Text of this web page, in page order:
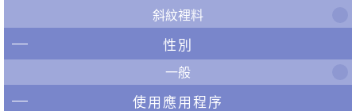
斜紋裡料
性別
一般
使用應用程序